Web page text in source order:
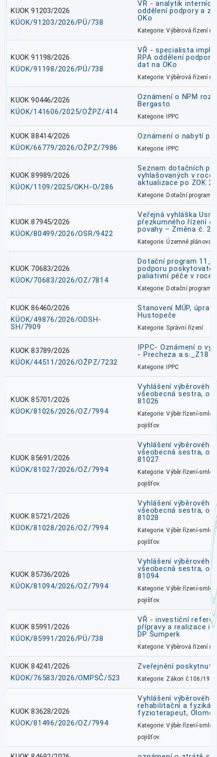
KUOK 91203/2026
KÚOK/91203/2026/PÚ/738
VŘ - analytik
oddělení podpory a
OKo
Kategorie: Výběrová řízení
KUOK 91198/2026
KÚOK/91198/2026/PÚ/738
VŘ - specialista
RPA oddělení
dat na OKo
Kategorie: Výběrová řízení
KUOK 90446/2026
KÚOK/141606/2025/OŽPZ/414
Oznámení o NPM
Bergasto
Kategorie: IPPC
KUOK 88414/2026
KÚOK/66779/2026/OŽPZ/7986
Oznámení o nabytí
Kategorie: IPPC
KUOK 89989/2026
KÚOK/1109/2025/OKH-O/286
Seznam dotačních
vyhlašovaných v roce
aktualizace po ZOK
Kategorie: Dotační
KUOK 87945/2026
KÚOK/80499/2026/OSR/9422
Veřejná vyhláška
přezkumného řízení
povahy – Změna č. 2
Kategorie: Územně
KUOK 70683/2026
KÚOK/70683/2026/OZ/7814
Dotační program
podporu
paliativní péče v roce
Kategorie: Dotační
KUOK 86460/2026
KÚOK/49876/2026/ODSH-
SH/7909
Stanovení MÚP,
Hustopeče
Kategorie: Správní řízení
KUOK 83789/2026
KÚOK/44511/2026/OŽPZ/7232
IPPC- Oznámení o
- Precheza a.s._Z18
Kategorie: IPPC
KUOK 85701/2026
KÚOK/81026/2026/OZ/7994
Vyhlášení
všeobecná sestra,
81026
Kategorie: Výběr.řízení-
pojišťov.
KUOK 85691/2026
KÚOK/81027/2026/OZ/7994
Vyhlášení
všeobecná sestra,
81027
Kategorie: Výběr.řízení-
pojišťov.
KUOK 85721/2026
KÚOK/81028/2026/OZ/7994
Vyhlášení
všeobecná sestra,
81028
Kategorie: Výběr.řízení-
pojišťov.
KUOK 85736/2026
KÚOK/81094/2026/OZ/7994
Vyhlášení
všeobecná sestra,
81094
Kategorie: Výběr.řízení-
pojišťov.
KUOK 85991/2026
KÚOK/85991/2026/PÚ/738
VŘ - investiční
přípravy a realizace
DP Šumperk
Kategorie: Výběrová řízení
KUOK 84241/2026
KÚOK/76583/2026/OMPSČ/523
Zveřejnění
Kategorie: Zákon č.106/1999
KUOK 83628/2026
KÚOK/81496/2026/OZ/7994
Vyhlášení
rehabilitační a
fyzioterapeut,
Kategorie: Výběr.řízení-
pojišťov.